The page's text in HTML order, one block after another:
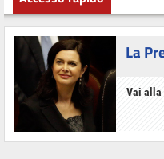
La
Vai alla